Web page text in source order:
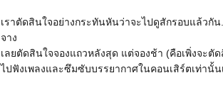
เราตัดสินใจอย่างกระทันหันว่าจะไปดูสักรอบแล้วกั
จาง
เลยตัดสินใจจองแถวหลังสุด แต่จองช้า (คือเพิ่งจะตั
ไปฟังเพลงและซึมซับบรรยากาศในคอนเสิร์ตเท่านั้นเ